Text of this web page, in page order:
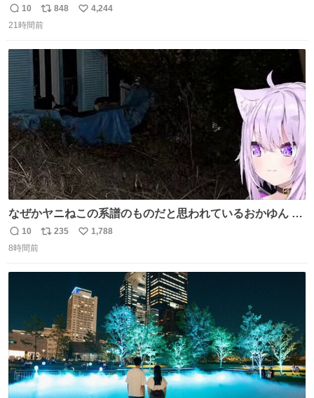
い
返
信
10
リ
ポ
848
い
数
4,244
21時間前
なぜかヤニねこの系譜のものだと思われているおかゆん #
生おかゆ
返
信
10
リ
235
い
1,788
8時間前